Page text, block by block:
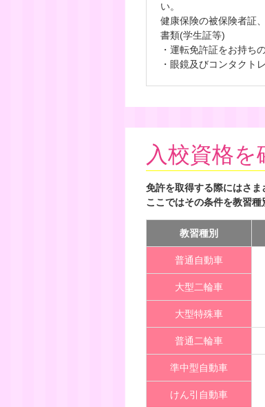
い。
健康保険の被保険者証
書類(学生証等)
・運転免許証をお持ち
・眼鏡及びコンタクト
入校資格を
免許を取得する際にはさま
ここではその条件を教習種
教習種別
普通自動車
大型二輪車
大型特殊車
普通二輪車
準中型自動車
けん引自動車